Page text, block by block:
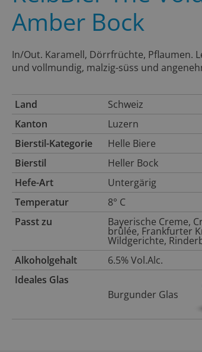
Amber Bock
In/Out. Karamell, Dörrfrüchte, Pflaumen.
und vollmundig, malzig-süss und
Land
Schweiz
Kanton
Luzern
Bierstil-Kategorie
Helle Biere
Bierstil
Heller Bock
Hefe-Art
Untergärig
Temperatur
8° C
Passt zu
Bayerische Creme,
brûlée, Frankfurter
Wildgerichte,
Alkoholgehalt
6.5% Vol.Alc.
Ideales Glas
Burgunder Glas